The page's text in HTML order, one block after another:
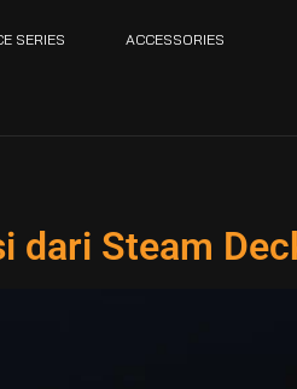
SERIES ACCESSORIES
dari Steam